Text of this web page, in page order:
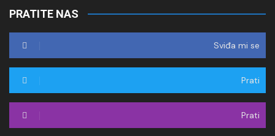
PRATITE NAS
Sviđa mi se
Prati
Prati